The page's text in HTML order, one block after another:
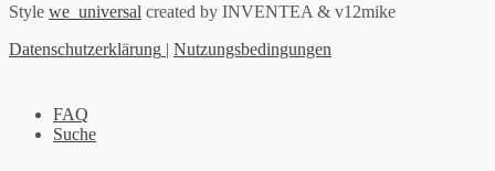
FAQ
Suche
Style we_universal created by INVENTEA & v12mike
Datenschutzerklärung | Nutzungsbedingungen